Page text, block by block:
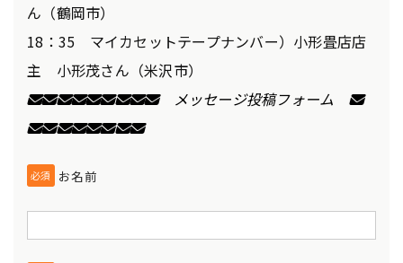
ん（鶴岡市）
18：35 マイカセットテープナンバー）小形畳店店
主 小形茂さん（米沢市）
✉✉✉✉✉✉✉✉✉
メッセージ投稿フォーム ✉
✉✉✉✉✉✉✉✉
必須 お名前